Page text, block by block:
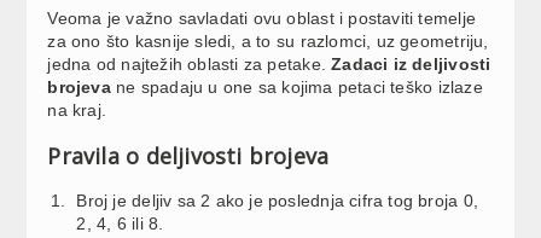
Veoma je važno savladati ovu oblast i postaviti temelje
za ono što kasnije sledi, a to su razlomci, uz geometriju,
jedna od najtežih oblasti za petake.Zadaci iz deljivosti
brojevane spadaju u one sa kojima petaci teško izlaze
na kraj.
Pravila o deljivosti brojeva
Broj je deljiv sa 2 ako je poslednja cifra tog broja 0,
2, 4, 6 ili 8.